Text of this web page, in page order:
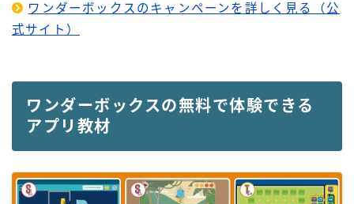
ワンダーボックスのキャンペーンを詳しく見る（公
式サイト）
ワンダーボックスの無料で体験できる
アプリ教材